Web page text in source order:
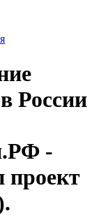
России
-
проект